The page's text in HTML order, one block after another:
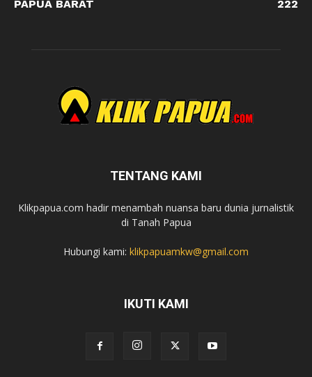
PAPUA BARAT
222
TENTANG KAMI
Klikpapua.com hadir menambah nuansa baru dunia jurnalistik
di Tanah Papua
Hubungi kami: klikpapuamkw@gmail.com
IKUTI KAMI